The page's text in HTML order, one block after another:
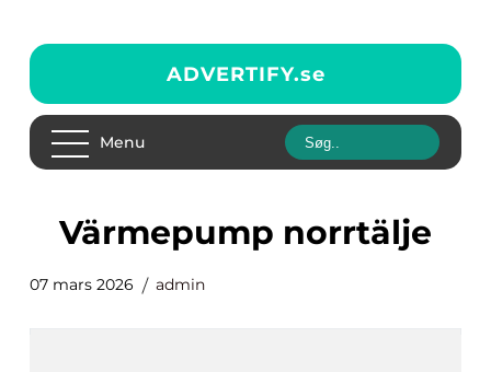
ADVERTIFY.se
Menu
värmepump norrtälje
07 mars 2026 admin